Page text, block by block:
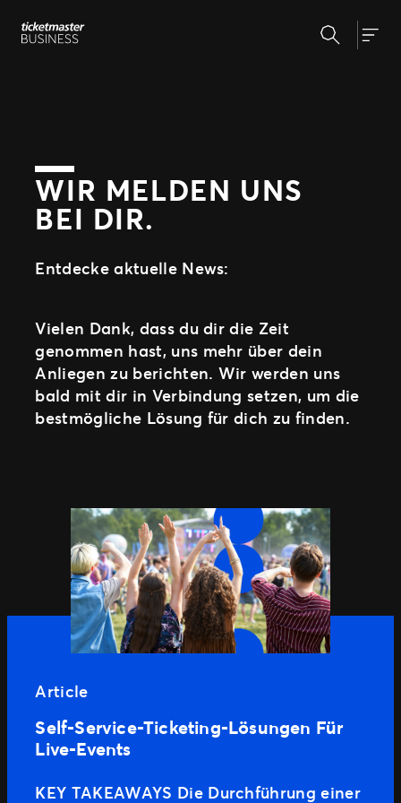
Zum
Inhalt
Unsere Lösungen
Marketing und Auswertung
Partnerschaft mit Experten
Fan Experience
Sport
Universe
Warum Ticketmaster
Unsere Geschichte
Suchen
WIR MELDEN UNS
BEI DIR.
Entdecke aktuelle News:
Vielen Dank, dass du dir die Zeit
genommen hast, uns mehr über dein
Anliegen zu berichten. Wir werden uns
bald mit dir in Verbindung setzen, um die
bestmögliche Lösung für dich zu finden.
Article
Self-Service-Ticketing-Lösungen Für
Live-Events
KEY TAKEAWAYS Die Durchführung einer